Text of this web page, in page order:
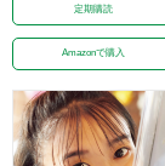
定期購読
Amazonで購入